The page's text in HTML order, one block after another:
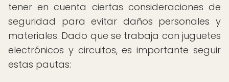
tener en cuenta ciertas consideraciones de
seguridad para evitar daños personales y
materiales. Dado que se trabaja con juguetes
electrónicos y circuitos, es importante seguir
estas pautas: